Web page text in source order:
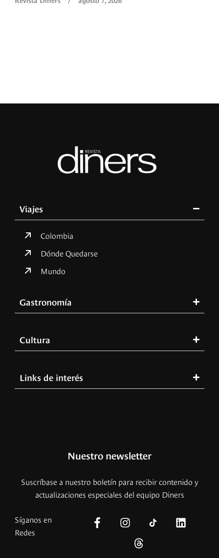
Viajes
Colombia
Dónde Quedarse
Mundo
Gastronomía
Cultura
Links de interés
Nuestro newsletter
Suscríbase a nuestro boletín para recibir contenido y
actualizaciones especiales del equipo Diners
Síganos en
Redes